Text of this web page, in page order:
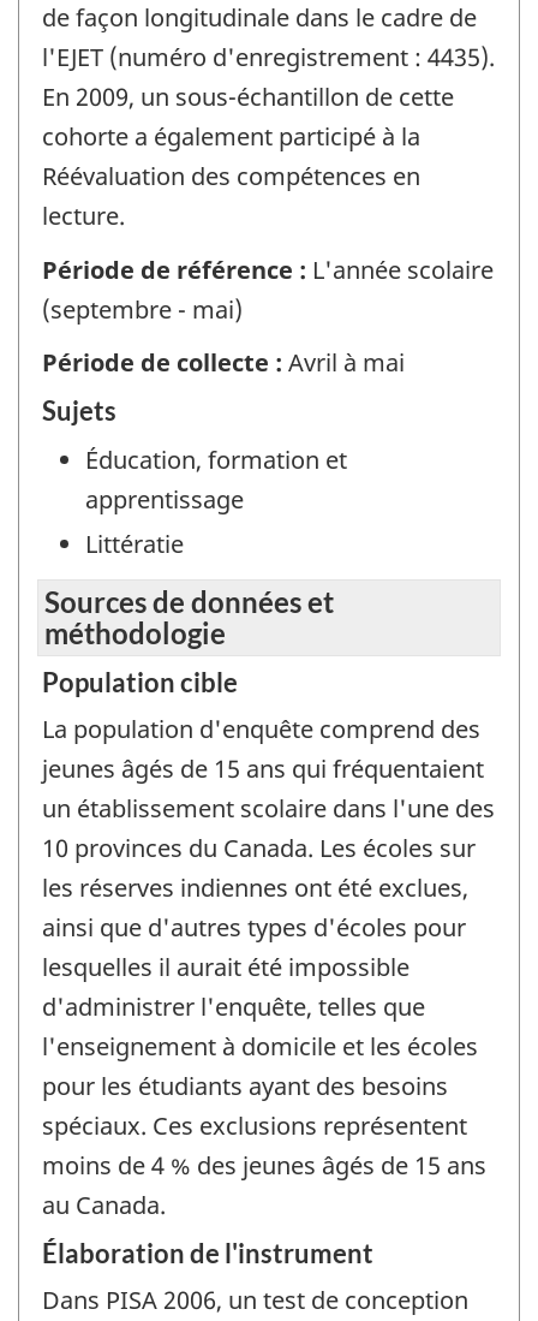
de façon longitudinale dans le cadre de
l'EJET (numéro d'enregistrement : 4435).
En 2009, un sous-échantillon de cette
cohorte a également participé à la
Réévaluation des compétences en
lecture.
Période de référence : L'année scolaire
(septembre - mai)
Période de collecte : Avril à mai
Sujets
Éducation, formation et
apprentissage
Littératie
Sources de données et
méthodologie
Population cible
La population d'enquête comprend des
jeunes âgés de 15 ans qui fréquentaient
un établissement scolaire dans l'une des
10 provinces du Canada. Les écoles sur
les réserves indiennes ont été exclues,
ainsi que d'autres types d'écoles pour
lesquelles il aurait été impossible
d'administrer l'enquête, telles que
l'enseignement à domicile et les écoles
pour les étudiants ayant des besoins
spéciaux. Ces exclusions représentent
moins de 4 % des jeunes âgés de 15 ans
au Canada.
Élaboration de l'instrument
Dans PISA 2006, un test de conception